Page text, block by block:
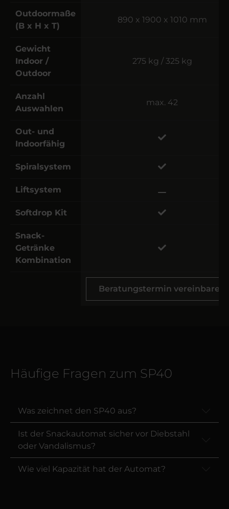
Outdoormaße
(B x H x T)
890 x 1900 x 1010 mm
Gewicht
Indoor /
Outdoor
275 kg / 325 kg
Anzahl
Auswahlen
max. 42
Out- und
Indoorfähig
Spiralsystem
Liftsystem
Softdrop Kit
Snack-
Getränke
Kombination
Beratungstermin vereinbaren
Häufige Fragen zum SP40
Was zeichnet den SP40 aus?
Ist der Snackautomat sicher vor Diebstahl
oder Vandalismus?
Wie viel Kapazität hat der Automat?